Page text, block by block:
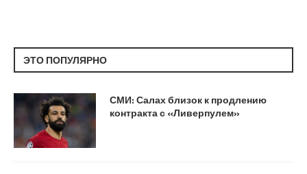
ЭТО ПОПУЛЯРНО
СМИ: Салах близок к продлению
контракта с «Ливерпулем»